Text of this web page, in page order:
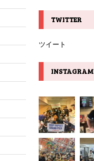
TWITTER
ツイート
INSTAGRAM